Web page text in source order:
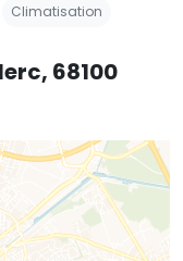
Climatisation
68100